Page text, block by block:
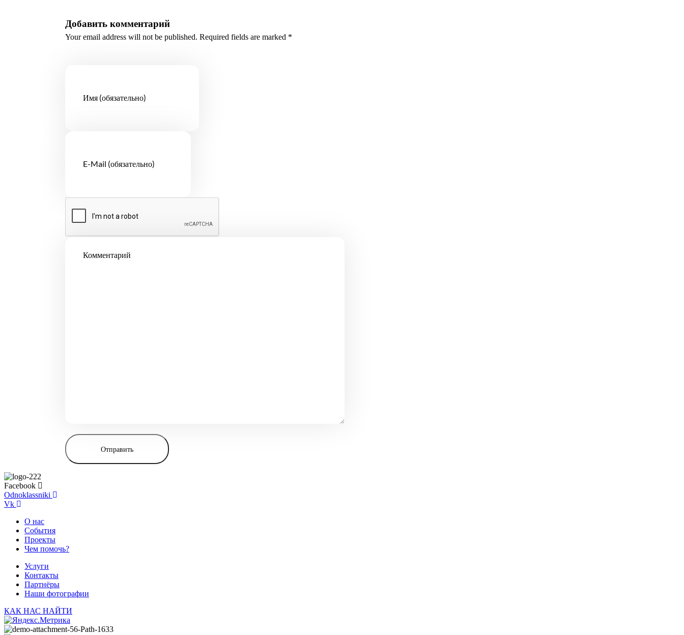
Добавить комментарий
Your email address will not be published. Required fields are marked *
Facebook
Odnoklassniki
Vk
О нас
События
Проекты
Чем помочь?
Услуги
Контакты
Партнёры
Наши фотографии
КАК НАС НАЙТИ